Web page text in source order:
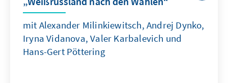
mit Alexander Milinkiewitsch, Andrej Dynko,
Iryna Vidanova, Valer Karbalevich und
Hans-Gert Pöttering